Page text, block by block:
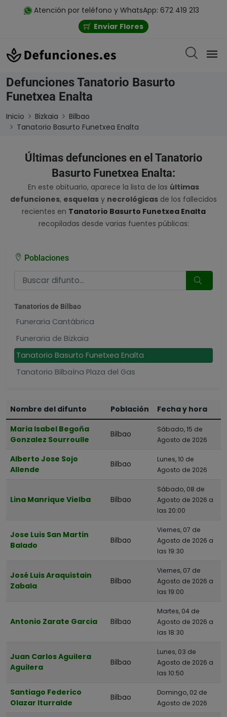
Atención por teléfono y WhatsApp: 672 419 213
Enviar Flores
Defunciones Tanatorio Basurto
Funetxea Enalta
Inicio Bizkaia
Bilbao
Tanatorio Basurto Funetxea Enalta
Últimas defunciones en el Tanatorio
Basurto Funetxea Enalta:
En este obituario, aparece la lista de las últimas
defunciones, esquelas y necrológicas de los fallecidos
recientes en Tanatorio Basurto Funetxea Enalta
recopiladas desde varias fuentes públicas:
Poblaciones
Tanatorios de Bilbao
Funeraria Cantábrica
Funeraria de Bizkaia
Tanatorio Basurto Funetxea Enalta
Tanatorio Bilbaína Plaza del Gas
Tanatorio Bolueta Nuestra Señora de Begoña Albia
Tanatorio Deusto Asifune
Nombre del difunto Población
Fecha y hora
Maria Isabel Begoña
Gonzalez Sourroulle
Bilbao
Sábado, 15 de
Agosto de 2026
Alberto Jose Sojo
Allende
Bilbao
Lunes, 10 de
Agosto de 2026
Lina Manrique Vielba Bilbao
Sábado, 08 de
Agosto de 2026 a
las 20:00
Jose Luis San Martin
Balado
Bilbao
Viernes, 07 de
Agosto de 2026 a
las 19:30
José Luis Araquistain
Zabala
Bilbao
Viernes, 07 de
Agosto de 2026 a
las 19:00
Antonio Zarate Garcia Bilbao
Martes, 04 de
Agosto de 2026 a
las 18:30
Juan Carlos Aguilera
Aguilera
Bilbao
Lunes, 03 de
Agosto de 2026 a
las 10:50
Santiago Federico
Olazar Iturralde
Bilbao
Domingo, 02 de
Agosto de 2026